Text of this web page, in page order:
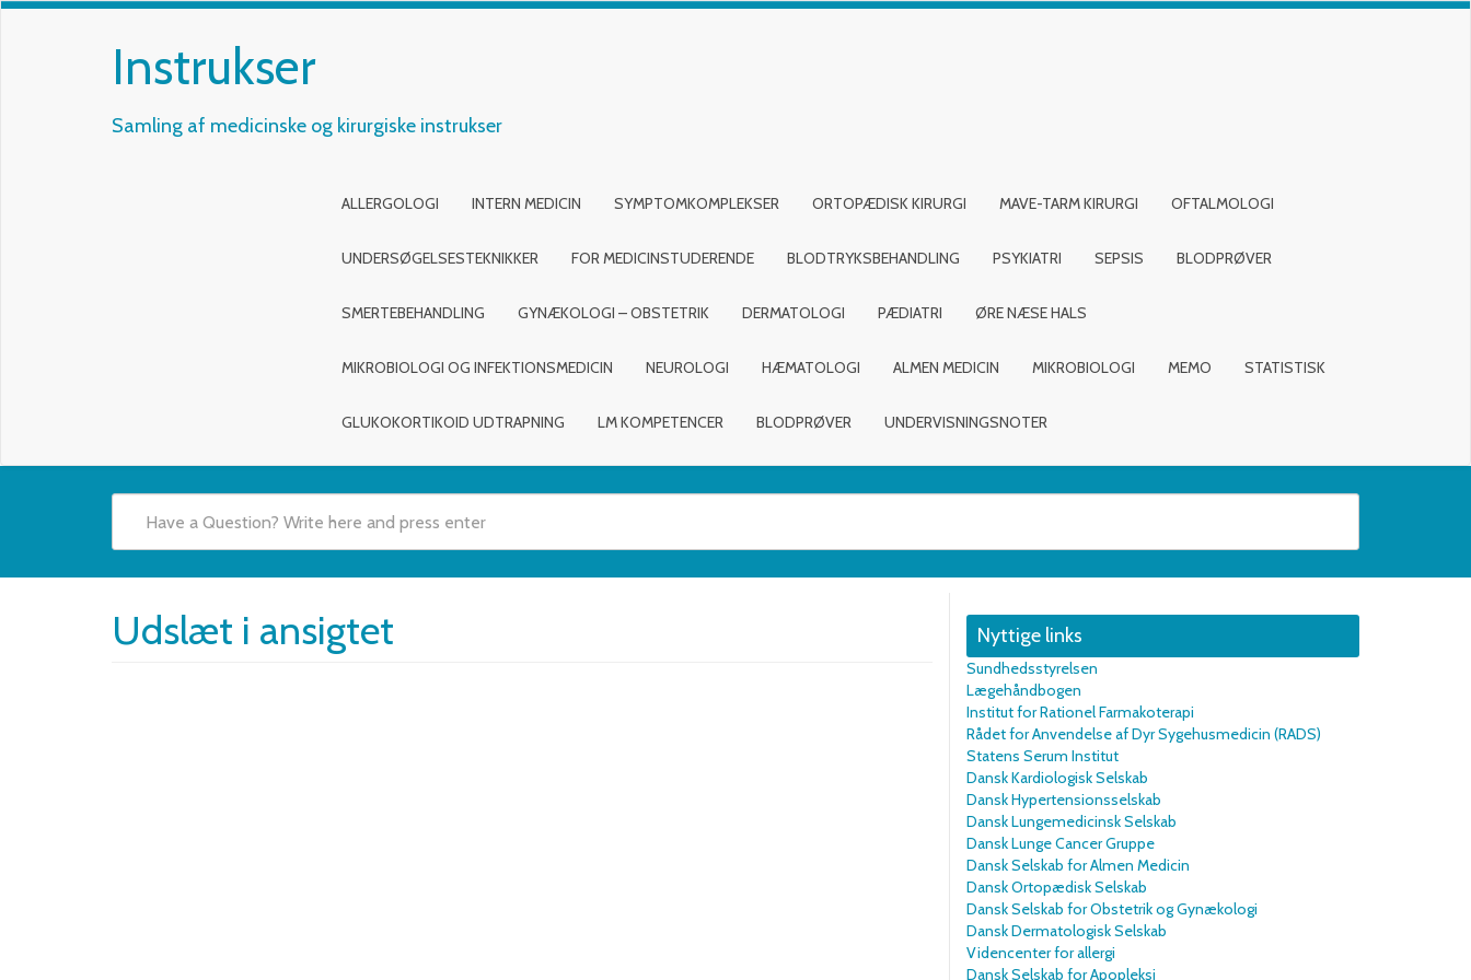
Instrukser
Samling af medicinske og kirurgiske instrukser
ALLERGOLOGI INTERN MEDICIN SYMPTOMKOMPLEKSER ORTOPÆDISK KIRURGI MAVE-TARM KIRURGI OFTALMOLOGI
UNDERSØGELSESTEKNIKKER FOR MEDICINSTUDERENDE BLODTRYKSBEHANDLING PSYKIATRI SEPSIS BLODPRØVER
SMERTEBEHANDLING GYNÆKOLOGI – OBSTETRIK DERMATOLOGI PÆDIATRI ØRE NÆSE HALS
MIKROBIOLOGI OG INFEKTIONSMEDICIN NEUROLOGI HÆMATOLOGI ALMEN MEDICIN MIKROBIOLOGI MEMO STATISTISK
GLUKOKORTIKOID UDTRAPNING LM KOMPETENCER BLODPRØVER UNDERVISNINGSNOTER
Udslæt i ansigtet Nyttige links
Sundhedsstyrelsen
Lægehåndbogen
Institut for Rationel Farmakoterapi
Rådet for Anvendelse af Dyr Sygehusmedicin (RADS)
Statens Serum Institut
Dansk Kardiologisk Selskab
Dansk Hypertensionsselskab
Dansk Lungemedicinsk Selskab
Dansk Lunge Cancer Gruppe
Dansk Selskab for Almen Medicin
Dansk Ortopædisk Selskab
Dansk Selskab for Obstetrik og Gynækologi
Dansk Dermatologisk Selskab
Videncenter for allergi
Dansk Selskab for Apopleksi